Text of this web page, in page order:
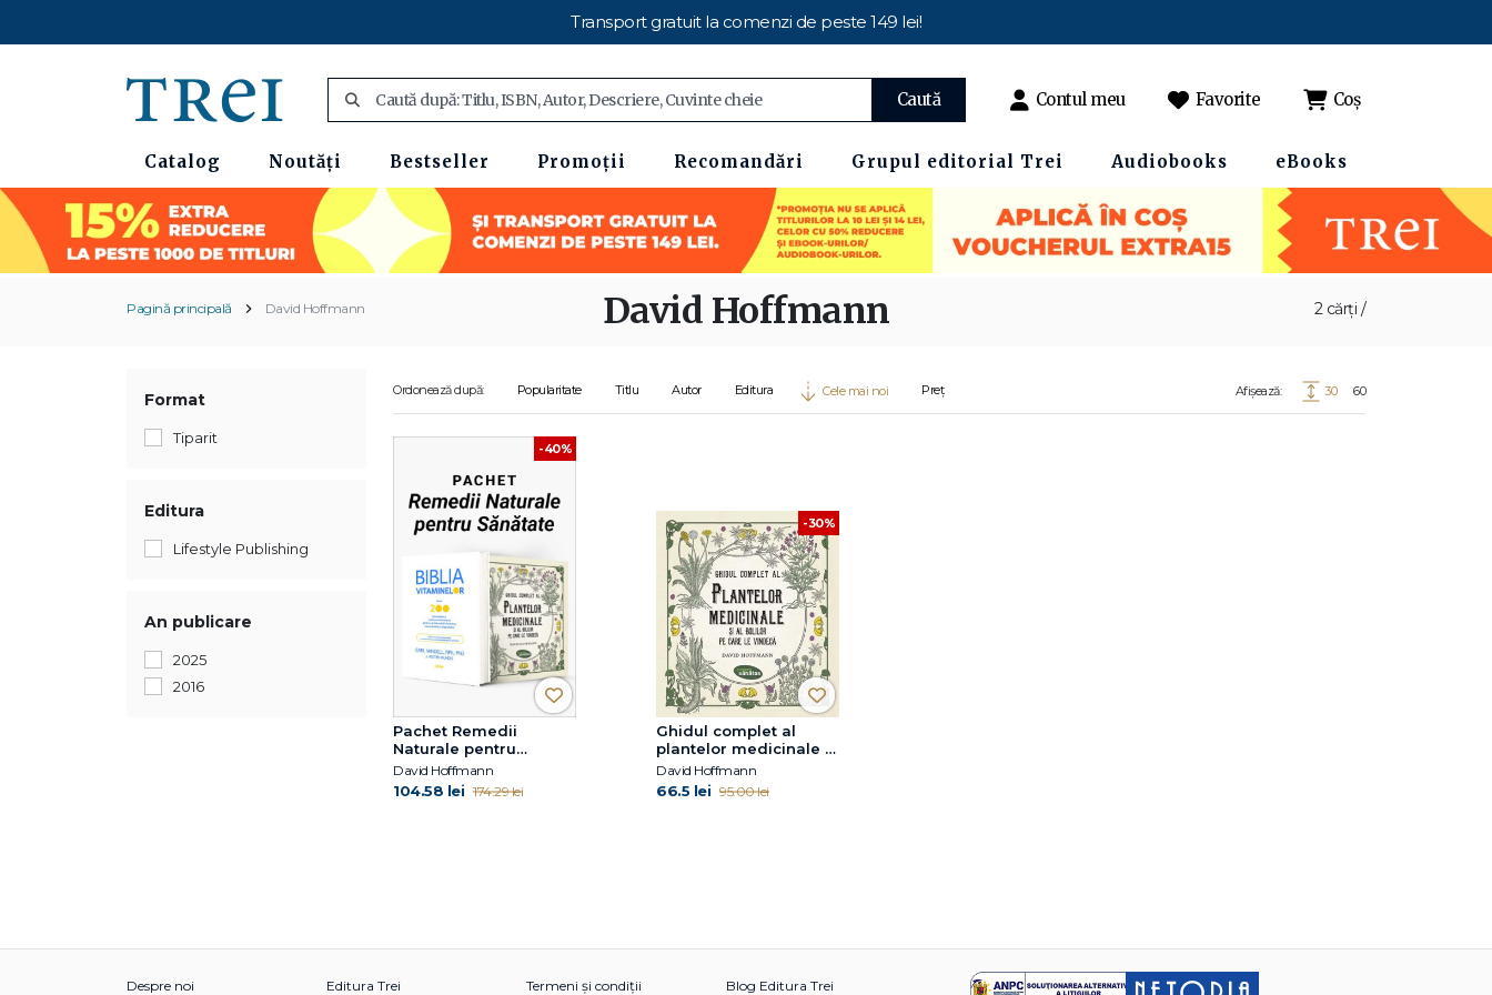
Transport gratuit la comenzi de peste 149 lei!
Caută Contul meu Favorite Coș
Catalog Noutăți Bestseller Promoții Recomandări Grupul editorial Trei Audiobooks eBooks
Pagină principală David Hoffmann 2 cărți /
David Hoffmann
Format
Tiparit
Editura
Lifestyle Publishing
An publicare
2025
2016
Ordonează după: Popularitate Titlu Autor Editura Cele mai noi Preț Afișează: 30 60
-40%
Pachet Remedii
Naturale pentru
Sănătate
David Hoffmann
104.58 lei 174.29 lei
-30%
Ghidul complet al
plantelor medicinale și
al bolilor pe care le
vindecă
David Hoffmann
66.5 lei 95.00 lei
Despre noi Editura Trei Termeni și condiții Blog Editura Trei